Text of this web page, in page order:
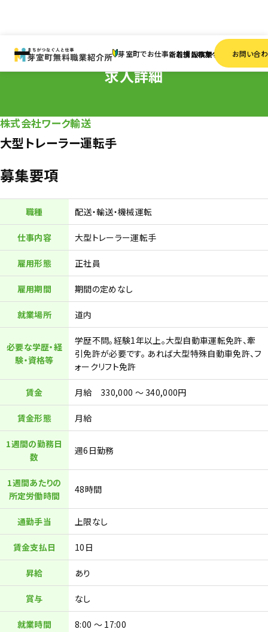
芽室町でお仕事をお探しの方へ
新着情報求人検索事業者一覧お問い合
求人詳細
株式会社ワーク輸送
大型トレーラー運転手
募集要項
職種 配送・輸送・機械運転
仕事内容 大型トレーラー運転手
雇用形態 正社員
雇用期間 期間の定めなし
就業場所 道内
必要な学歴・経
験・資格等
学歴不問。経験1年以上。大型自動車運転免許、牽
引免許が必要です。 あれば大型特殊自動車免許、フ
ォークリフト免許
賃金 月給 330,000 ～ 340,000円
賃金形態 月給
1週間の勤務日
数
週6日勤務
1週間あたりの
所定労働時間
48時間
通勤手当 上限なし
賃金支払日 10日
昇給 あり
賞与 なし
就業時間 8:00 ～ 17:00